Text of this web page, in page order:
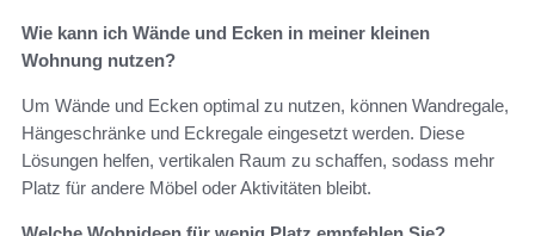
Wie kann ich Wände und Ecken in meiner kleinen
Wohnung nutzen?
Um Wände und Ecken optimal zu nutzen, können Wandregale,
Hängeschränke und Eckregale eingesetzt werden. Diese
Lösungen helfen, vertikalen Raum zu schaffen, sodass mehr
Platz für andere Möbel oder Aktivitäten bleibt.